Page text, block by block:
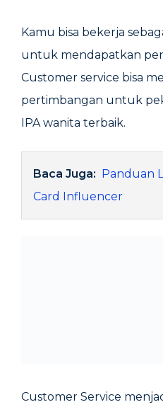
Kamu bisa bekerja
untuk mendapatkan
Customer service bisa
pertimbangan untuk
IPA wanita terbaik.
Baca Juga:
Panduan
Card Influencer
Customer Service